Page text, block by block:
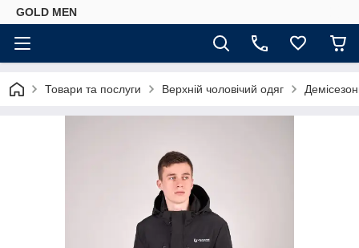
GOLD MEN
Товари та послуги Верхній чоловічий одяг